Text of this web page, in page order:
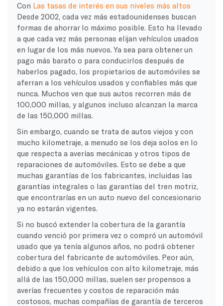
Con Las tasas de interés en sus niveles más altos
Desde 2002, cada vez más estadounidenses buscan
formas de ahorrar lo máximo posible. Esto ha llevado
a que cada vez más personas elijan vehículos usados
en lugar de los más nuevos. Ya sea para obtener un
pago más barato o para conducirlos después de
haberlos pagado, los propietarios de automóviles se
aferran a los vehículos usados y confiables más que
nunca. Muchos ven que sus autos recorren más de
100,000 millas, y algunos incluso alcanzan la marca
de las 150,000 millas.
Sin embargo, cuando se trata de autos viejos y con
mucho kilometraje, a menudo se los deja solos en lo
que respecta a averías mecánicas y otros tipos de
reparaciones de automóviles. Esto se debe a que
muchas garantías de los fabricantes, incluidas las
garantías integrales o las garantías del tren motriz,
que encontrarías en un auto nuevo del concesionario
ya no estarán vigentes.
Si no buscó extender la cobertura de la garantía
cuando venció por primera vez o compró un automóvil
usado que ya tenía algunos años, no podrá obtener
cobertura del fabricante de automóviles. Peor aún,
debido a que los vehículos con alto kilometraje, más
allá de las 150,000 millas, suelen ser propensos a
averías frecuentes y costos de reparación más
costosos, muchas compañías de garantía de terceros